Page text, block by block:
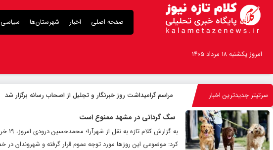
صفحه اصلی اخبار شهرستان‌ها سیاسی
امروز یکشنبه ۱۸ مرداد ۱۴۰۵
سرتیتر جدیدترین اخبار مراسم گرامیداشت روز خبرنگار و تجلیل از اصحاب رسانه برگزار شد
سگ گردانی در مشهد ممنوع است
کرد: موضوعی این روز‌ها مورد توجه عموم قرار گرفته و